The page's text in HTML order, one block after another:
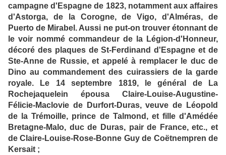
campagne d'Espagne de 1823, notamment aux affaires
d'Astorga, de la Corogne, de Vigo, d'Alméras, de
Puerto de Mirabel. Aussi ne put-on trouver étonnant de
le voir nommé commandeur de la Légion-d'Honneur,
décoré des plaques de St-Ferdinand d'Espagne et de
Ste-Anne de Russie, et appelé à remplacer le duc de
Dino au commandement des cuirassiers de la garde
royale. Le 14 septembre 1819, le général de La
Rochejaquelein épousa Claire-Louise-Augustine-
Félicie-Maclovie de Durfort-Duras, veuve de Léopold
de la Trémoille, prince de Talmond, et fille d'Amédée
Bretagne-Malo, duc de Duras, pair de France, etc., et
de Claire-Louise-Rose-Bonne Guy de Coëtnempren de
Kersait ;